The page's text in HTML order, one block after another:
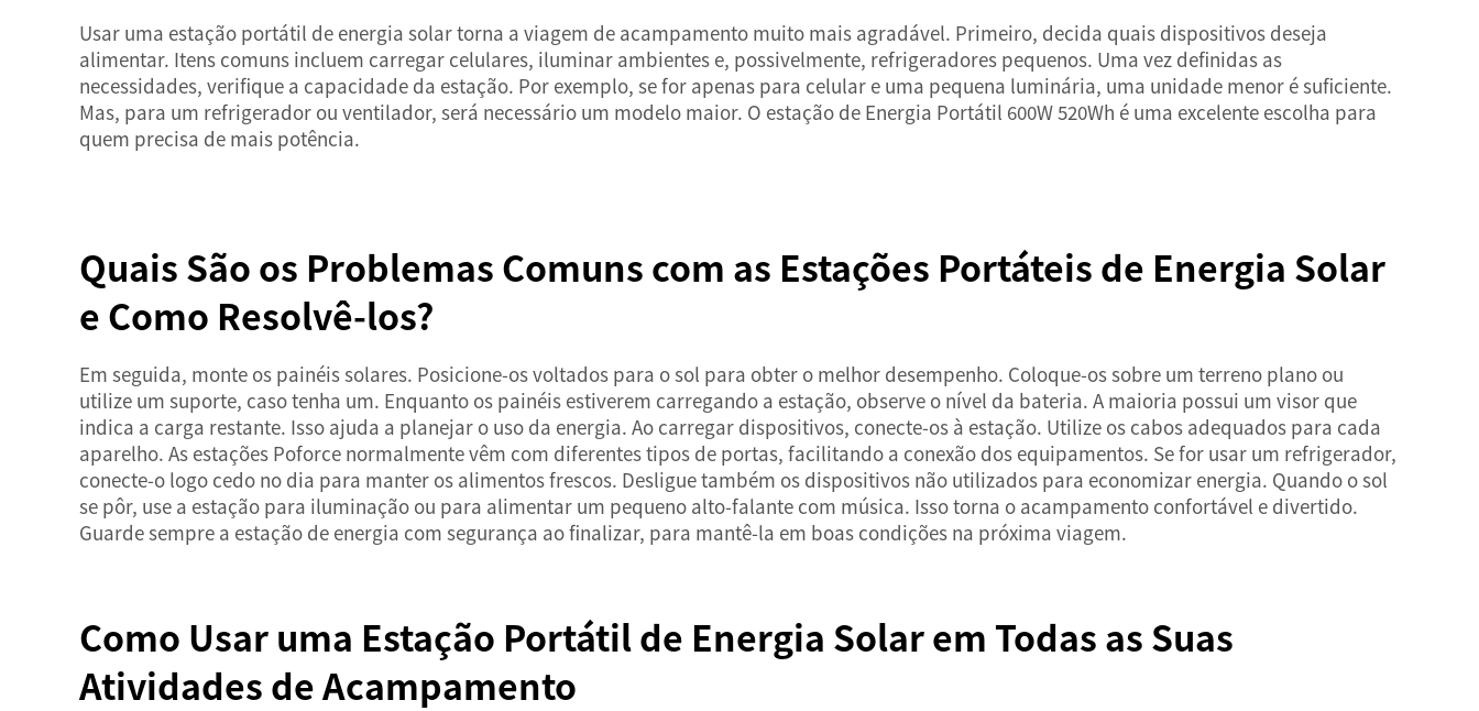
Usar uma estação portátil de energia solar torna a viagem de acampamento muito mais agradável. Primeiro, decida quais dispositivos deseja
alimentar. Itens comuns incluem carregar celulares, iluminar ambientes e, possivelmente, refrigeradores pequenos. Uma vez definidas as
necessidades, verifique a capacidade da estação. Por exemplo, se for apenas para celular e uma pequena luminária, uma unidade menor é suficiente.
Mas, para um refrigerador ou ventilador, será necessário um modelo maior. O estação de Energia Portátil 600W 520Wh é uma excelente escolha para
quem precisa de mais potência.
Quais São os Problemas Comuns com as Estações Portáteis de Energia Solar
e Como Resolvê-los?
Em seguida, monte os painéis solares. Posicione-os voltados para o sol para obter o melhor desempenho. Coloque-os sobre um terreno plano ou
utilize um suporte, caso tenha um. Enquanto os painéis estiverem carregando a estação, observe o nível da bateria. A maioria possui um visor que
indica a carga restante. Isso ajuda a planejar o uso da energia. Ao carregar dispositivos, conecte-os à estação. Utilize os cabos adequados para cada
aparelho. As estações Poforce normalmente vêm com diferentes tipos de portas, facilitando a conexão dos equipamentos. Se for usar um refrigerador,
conecte-o logo cedo no dia para manter os alimentos frescos. Desligue também os dispositivos não utilizados para economizar energia. Quando o sol
se pôr, use a estação para iluminação ou para alimentar um pequeno alto-falante com música. Isso torna o acampamento confortável e divertido.
Guarde sempre a estação de energia com segurança ao finalizar, para mantê-la em boas condições na próxima viagem.
Como Usar uma Estação Portátil de Energia Solar em Todas as Suas
Atividades de Acampamento